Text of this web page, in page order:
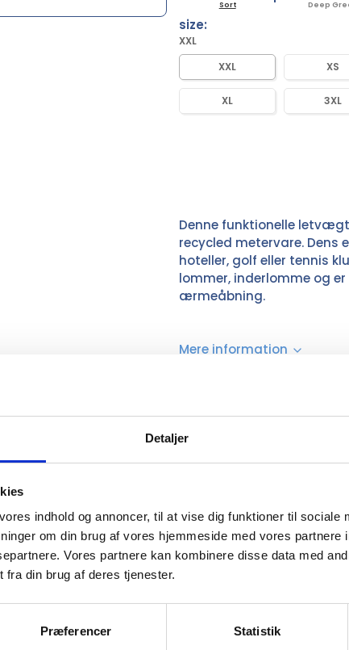
Detaljer
indhold og annoncer, til at vise dig funktioner til sociale
om din brug af vores hjemmeside med vores partnere
Vores partnere kan kombinere disse data med
din brug af deres tjenester.
Præferencer Statistik
Sort Deep
size:
XXL
XXL
XS
XL 3XL
Denne funktionelle
recycled metervare. Dens
hoteller, golf eller tennis
lommer, inderlomme og
ærmeåbning.
Mere information
90% recycled polyester / 10% elastan med 100%
XS, S, M, L, XL, 2XL, 3XL, 4XL, 5XL
Tee Jays